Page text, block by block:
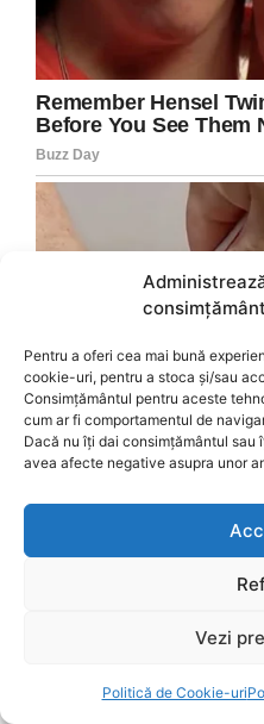
Pentru a oferi cea mai bună
cookie-uri, pentru a stoca și/sau
Consimțământul pentru aceste
cum ar fi comportamentul de
Dacă nu îți dai consimțământul
avea afecte negative asupra unor
Vezi
Politică de Cookie-uri